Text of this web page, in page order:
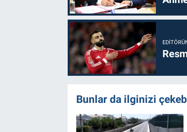
Bunlar da ilginizi